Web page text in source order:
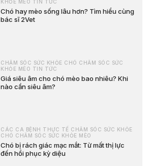
KHỎE MÈO TIN TỨC
Chó hay mèo sống lâu hơn? Tìm hiểu cùng
bác sĩ 2Vet
CHĂM SÓC SỨC KHỎE CHÓ CHĂM SÓC SỨC
KHỎE MÈO TIN TỨC
Giá siêu âm cho chó mèo bao nhiêu? Khi
nào cần siêu âm?
CÁC CA BỆNH THỰC TẾ CHĂM SÓC SỨC KHỎE
CHÓ CHĂM SÓC SỨC KHỎE MÈO
Chó bị rách giác mạc mắt: Từ mất thị lực
đến hồi phục kỳ diệu